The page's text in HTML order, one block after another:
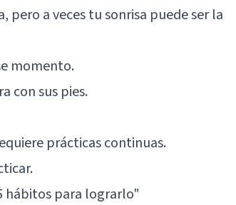
pero a veces tu sonrisa puede ser la
momento.
con sus pies.
prácticas continuas.
hábitos para lograrlo"